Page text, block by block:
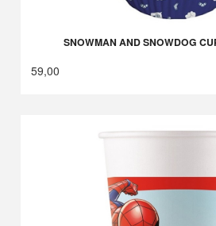
SNOWMAN AND SNOWDOG
59,00